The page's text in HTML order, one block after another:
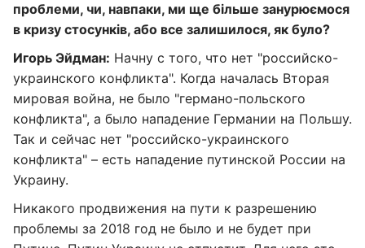
проблеми, чи, навпаки, ми ще більше занурюємося
в кризу стосунків, або все залишилося, як було?
Игорь Эйдман: Начну с того, что нет "российско-
украинского конфликта". Когда началась Вторая
мировая война, не было "германо-польского
конфликта", а было нападение Германии на Польшу.
Так и сейчас нет "российско-украинского
конфликта" – есть нападение путинской России на
Украину.
Никакого продвижения на пути к разрешению
проблемы за 2018 год не было и не будет при